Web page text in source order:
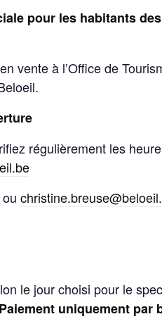
pour les habitants
vente à l’Office de
régulièrement les
le jour choisi pour le
Paiement uniquement par